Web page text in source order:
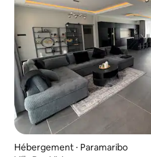
Hébergement ⋅ Paramaribo